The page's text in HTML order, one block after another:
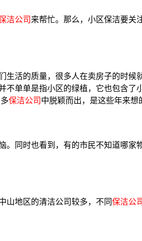
洁公司 来帮忙。那么，小区保洁要关
活的质量，很多人在卖房子的时候
单单是指小区的绿植，它也包含了
保洁公司 中脱颖而出，是这些年来想
。同时也看到，有的市民不知道哪家
山地区的清洁公司较多，不同保洁公